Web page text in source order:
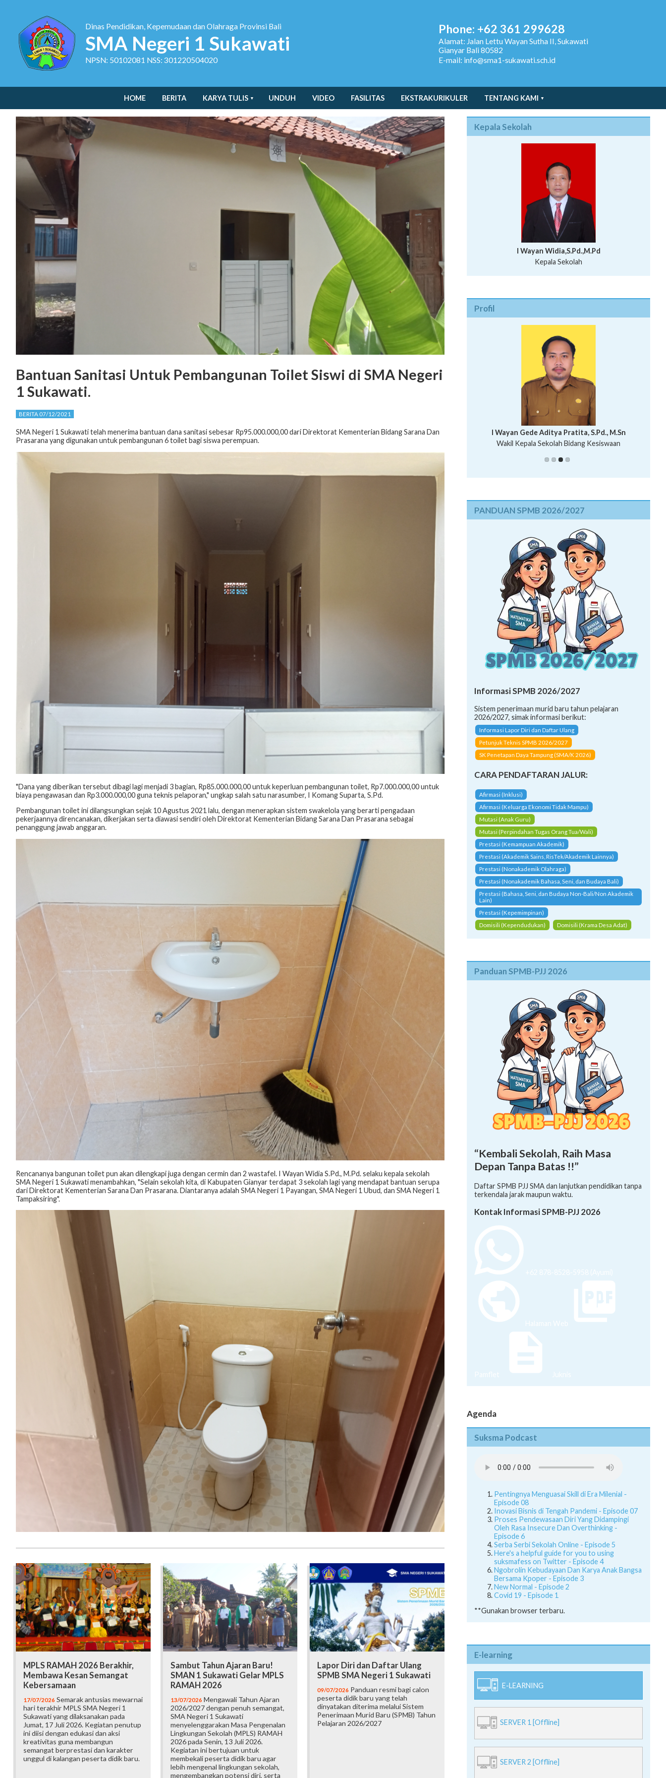
Dinas Pendidikan, Kepemudaan dan Olahraga Provinsi Bali
SMA Negeri 1 Sukawati
NPSN: 50102081 NSS: 301220504020
Phone: +62 361 299628
Alamat: Jalan Lettu Wayan Sutha II, Sukawati
Gianyar Bali 80582
E-mail: info@sma1-sukawati.sch.id
HOME BERITA KARYA TULIS UNDUH VIDEO FASILITAS EKSTRAKURIKULER TENTANG KAMI
Bantuan Sanitasi Untuk Pembangunan Toilet Siswi di SMA Negeri
1 Sukawati.
BERITA 07/12/2021
SMA Negeri 1 Sukawati telah menerima bantuan dana sanitasi sebesar Rp95.000.000,00 dari Direktorat Kementerian Bidang Sarana Dan
Prasarana yang digunakan untuk pembangunan 6 toilet bagi siswa perempuan.
"Dana yang diberikan tersebut dibagi lagi menjadi 3 bagian, Rp85.000.000,00 untuk keperluan pembangunan toilet, Rp7.000.000,00 untuk
biaya pengawasan dan Rp3.000.000,00 guna teknis pelaporan," ungkap salah satu narasumber, I Komang Suparta, S.Pd.
Pembangunan toilet ini dilangsungkan sejak 10 Agustus 2021 lalu, dengan menerapkan sistem swakelola yang berarti pengadaan
pekerjaannya direncanakan, dikerjakan serta diawasi sendiri oleh Direktorat Kementerian Bidang Sarana Dan Prasarana sebagai
penanggung jawab anggaran.
Rencananya bangunan toilet pun akan dilengkapi juga dengan cermin dan 2 wastafel. I Wayan Widia S.Pd., M.Pd. selaku kepala sekolah
SMA Negeri 1 Sukawati menambahkan, "Selain sekolah kita, di Kabupaten Gianyar terdapat 3 sekolah lagi yang mendapat bantuan serupa
dari Direktorat Kementerian Sarana Dan Prasarana. Diantaranya adalah SMA Negeri 1 Payangan, SMA Negeri 1 Ubud, dan SMA Negeri 1
Tampaksiring".
MPLS RAMAH 2026 Berakhir,
Membawa Kesan Semangat
Kebersamaan
17/07/2026 Semarak antusias mewarnai
hari terakhir MPLS SMA Negeri 1
Sukawati yang dilaksanakan pada
Jumat, 17 Juli 2026. Kegiatan penutup
ini diisi dengan edukasi dan aksi
kreativitas guna membangun
semangat berprestasi dan karakter
unggul di kalangan peserta didik baru.
Sambut Tahun Ajaran Baru!
SMAN 1 Sukawati Gelar MPLS
RAMAH 2026
13/07/2026 Mengawali Tahun Ajaran
2026/2027 dengan penuh semangat,
SMA Negeri 1 Sukawati
menyelenggarakan Masa Pengenalan
Lingkungan Sekolah (MPLS) RAMAH
2026 pada Senin, 13 Juli 2026.
Kegiatan ini bertujuan untuk
membekali peserta didik baru agar
lebih mengenal lingkungan sekolah,
mengembangkan potensi diri, serta
Lapor Diri dan Daftar Ulang
SPMB SMA Negeri 1 Sukawati
09/07/2026 Panduan resmi bagi calon
peserta didik baru yang telah
dinyatakan diterima melalui Sistem
Penerimaan Murid Baru (SPMB) Tahun
Pelajaran 2026/2027
Kepala Sekolah
I Wayan Widia,S.Pd.,M.Pd
Kepala Sekolah
Profil
Putu Suhartana, S.Pd.
I Wayan Bawa Parmita, S.Pd
I Wayan Gede Aditya Pratita, S.Pd., M.Sn
Ni Wayan Nopi Sutantri, S.Pd.
PANDUAN SPMB 2026/2027
Sistem penerimaan murid baru tahun pelajaran
2026/2027, simak informasi berikut:
Informasi Lapor Diri dan Daftar Ulang
Petunjuk Teknis SPMB 2026/2027
Afirmasi (Inklusi)
Afirmasi (Keluarga Ekonomi Tidak Mampu)
Mutasi (Anak Guru)
Mutasi (Perpindahan Tugas Orang Tua/Wali)
Prestasi (Kemampuan Akademik)
Prestasi (Akademik Sains, RisTek/Akademik Lainnya)
Prestasi (Nonakademik Olahraga)
Prestasi (Nonakademik Bahasa, Seni, dan Budaya Bali)
Prestasi (Bahasa, Seni, dan Budaya Non-Bali/Non Akademik
Lain)
Prestasi (Kepemimpinan)
Panduan SPMB-PJJ 2026
“Kembali Sekolah, Raih Masa
Depan Tanpa Batas !!”
Daftar SPMB PJJ SMA dan lanjutkan pendidikan tanpa
+62 878-8528-5958 (Ayumi)
Halaman Web
Suksma Podcast
Pentingnya Menguasai Skill di Era Milenial -
Episode 08
Inovasi Bisnis di Tengah Pandemi - Episode 07
Proses Pendewasaan Diri Yang Didampingi
Oleh Rasa Insecure Dan Overthinking -
Episode 6
Serba Serbi Sekolah Online - Episode 5
Here's a helpful guide for you to using
suksmafess on Twitter - Episode 4
Ngobrolin Kebudayaan Dan Karya Anak Bangsa
Bersama Kpoper - Episode 3
New Normal - Episode 2
E-learning